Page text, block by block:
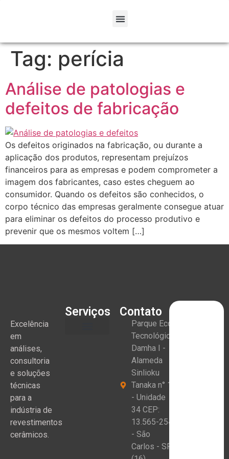
Tag: perícia
Análise de patologias e
defeitos de fabricação
Os defeitos originados na fabricação, ou durante a
aplicação dos produtos, representam prejuízos
financeiros para as empresas e podem comprometer a
imagem dos fabricantes, caso estes cheguem ao
consumidor. Quando os defeitos são conhecidos, o
corpo técnico das empresas geralmente consegue atuar
para eliminar os defeitos do processo produtivo e
prevenir que os mesmos voltem […]
Excelência
em
análises,
consultoria
e soluções
técnicas
para a
indústria de
revestimentos
cerâmicos.
Serviços Contato
Parque Eco
Tecnológico
Damha I -
Alameda
Sinlioku
Tanaka n° 1
- Unidade
34 CEP:
13.565-254
- São
Carlos - SP